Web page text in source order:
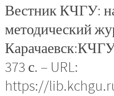
Вестник КЧГУ:
методический
373 с. – URL:
https://